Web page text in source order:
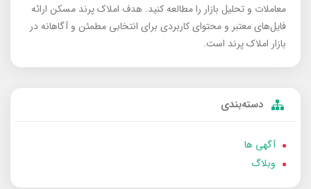
معاملات و تحلیل بازار را مطالعه کنید. هدف املاک پرند مسکن ارائه
فایل‌های معتبر و محتوای کاربردی برای انتخابی مطمئن و آگاهانه در
بازار املاک پرند است.
دسته‌بندی
آگهی ها
وبلاگ